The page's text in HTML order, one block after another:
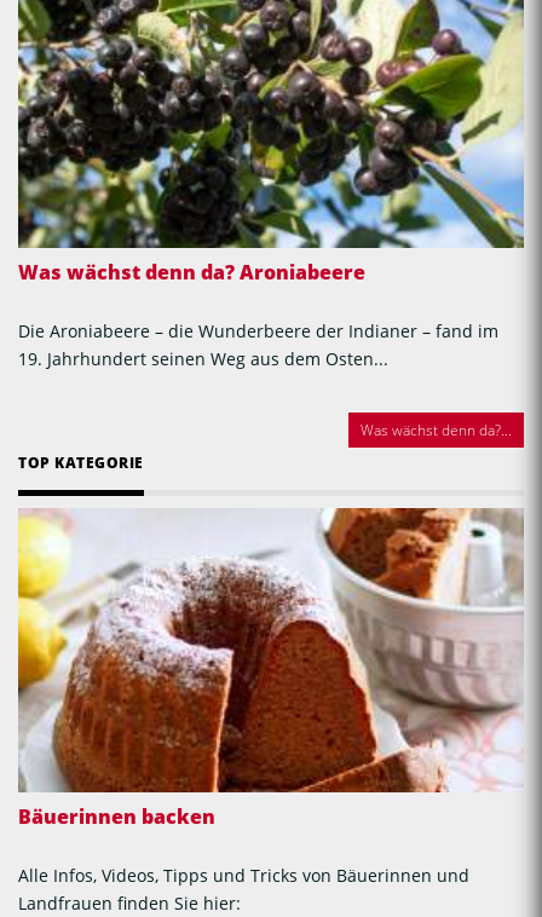
Was wächst denn da? Aroniabeere
Die Aroniabeere – die Wunderbeere der Indianer – fand im
19. Jahrhundert seinen Weg aus dem Osten...
Was wächst denn da?...
TOP KATEGORIE
Bäuerinnen backen
Alle Infos, Videos, Tipps und Tricks von Bäuerinnen und
Landfrauen finden Sie hier: